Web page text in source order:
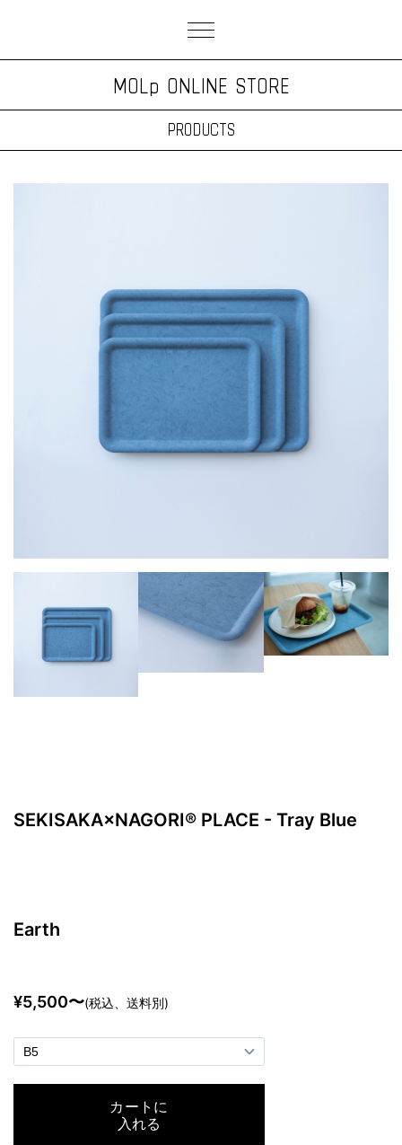
MOLp ONLINE STORE
PRODUCTS
SEKISAKA×NAGORI® PLACE - Tray Blue
Earth
¥5,500〜(税込、送料別)